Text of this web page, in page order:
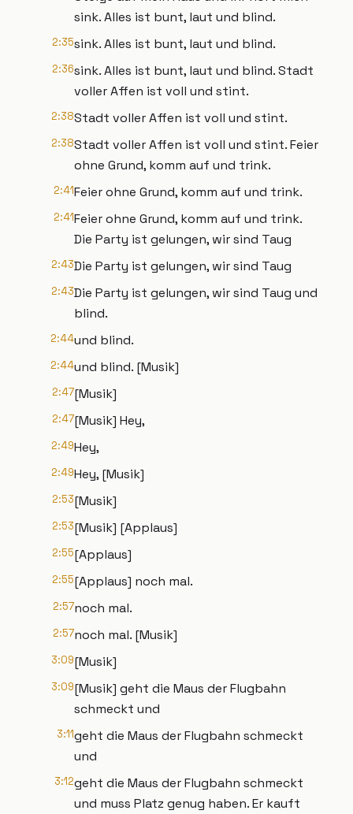
sink. Alles ist bunt, laut und blind.
2:35sink. Alles ist bunt, laut und blind.
2:36sink. Alles ist bunt, laut und blind. Stadt
voller Affen ist voll und stint.
2:38Stadt voller Affen ist voll und stint.
2:38Stadt voller Affen ist voll und stint. Feier
ohne Grund, komm auf und trink.
2:41Feier ohne Grund, komm auf und trink.
2:41Feier ohne Grund, komm auf und trink.
Die Party ist gelungen, wir sind Taug
2:43Die Party ist gelungen, wir sind Taug
2:43Die Party ist gelungen, wir sind Taug und
blind.
2:44und blind.
2:44und blind. [Musik]
2:47[Musik]
2:47[Musik] Hey,
2:49Hey,
2:49Hey, [Musik]
2:53[Musik]
2:53[Musik] [Applaus]
2:55[Applaus]
2:55[Applaus] noch mal.
2:57noch mal.
2:57noch mal. [Musik]
3:09[Musik]
3:09[Musik] geht die Maus der Flugbahn
schmeckt und
3:11geht die Maus der Flugbahn schmeckt
und
3:12geht die Maus der Flugbahn schmeckt
und muss Platz genug haben. Er kauft